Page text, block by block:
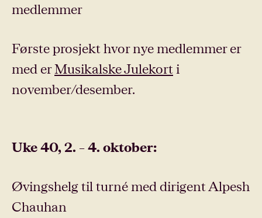
medlemmer
Første prosjekt hvor nye medlemmer er
med erMusikalske Julekort i
november/desember.
Uke 40, 2. – 4. oktober:
Øvingshelg til turné med dirigent Alpesh
Chauhan